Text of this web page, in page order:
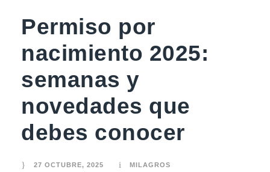
Permiso por
nacimiento 2025:
semanas y
novedades que
debes conocer
27 OCTUBRE, 2025 MILAGROS